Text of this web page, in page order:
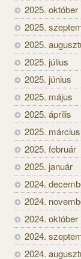
2025. október
2025.
2025.
2025. július
2025. június
2025. május
2025. április
2025. március
2025. február
2025. január
2024.
2024.
2024. október
2024.
2024.